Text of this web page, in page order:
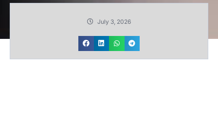
July 3, 2026